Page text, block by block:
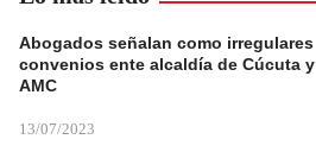
Abogados señalan como irregulares
convenios ente alcaldía de Cúcuta y
AMC
13/07/2023